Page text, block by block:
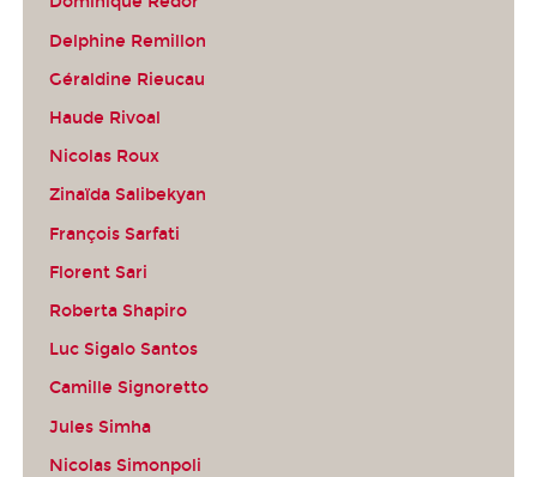
Delphine Remillon
Géraldine Rieucau
Haude Rivoal
Nicolas Roux
Zinaïda Salibekyan
François Sarfati
Florent Sari
Roberta Shapiro
Luc Sigalo Santos
Camille Signoretto
Jules Simha
Nicolas Simonpoli